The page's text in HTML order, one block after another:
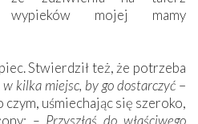
wypieków mojej mamy
Stwierdził też, że potrzeba
kilka miejsc, by go dostarczyć –
czym, uśmiechając się szeroko,
– Przyszłaś do właściwego